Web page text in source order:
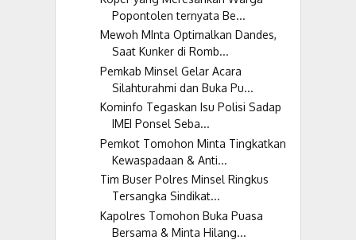
Popontolen ternyata Be...
Mewoh MInta Optimalkan Dandes,
Saat Kunker di Romb...
Pemkab Minsel Gelar Acara
Silahturahmi dan Buka Pu...
Kominfo Tegaskan Isu Polisi Sadap
IMEI Ponsel Seba...
Pemkot Tomohon Minta Tingkatkan
Kewaspadaan & Anti...
Tim Buser Polres Minsel Ringkus
Tersangka Sindikat...
Kapolres Tomohon Buka Puasa
Bersama & Minta Hilang...